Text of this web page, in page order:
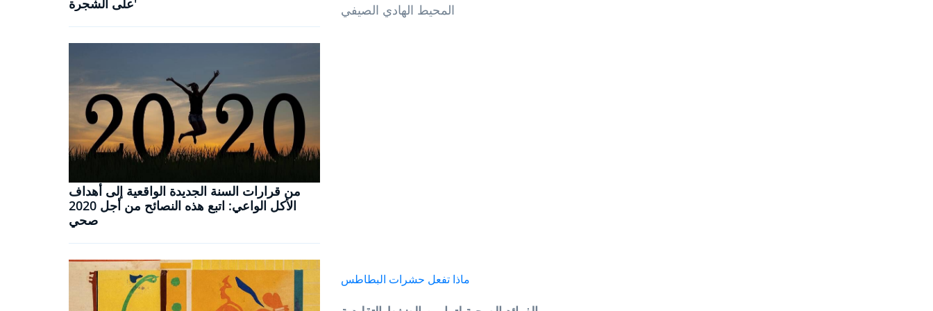
من قرارات السنة الجديدة الواقعية إلى أهداف
الأكل الواعي: اتبع هذه النصائح من أجل 2020
صحي
المحيط الهادي الصيفي
ماذا تفعل حشرات البطاطس